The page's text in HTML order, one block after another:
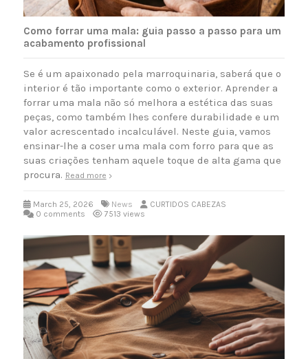
Como forrar uma mala: guia passo a passo para um
acabamento profissional
Se é um apaixonado pela marroquinaria, saberá que o
interior é tão importante como o exterior. Aprender a
forrar uma mala não só melhora a estética das suas
peças, como também lhes confere durabilidade e um
valor acrescentado incalculável. Neste guia, vamos
ensinar-lhe a coser uma mala com forro para que as
suas criações tenham aquele toque de alta gama que
procura. Read more
March 25, 2026 News
CURTIDOS CABEZAS
0 comments
7513 views